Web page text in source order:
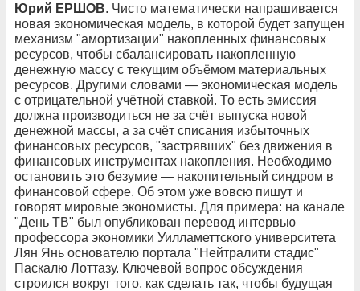
Юрий ЕРШОВ. Чисто математически напрашивается
новая экономическая модель, в которой будет запущен
механизм "амортизации" накопленных финансовых
ресурсов, чтобы сбалансировать накопленную
денежную массу с текущим объёмом материальных
ресурсов. Другими словами — экономическая модель
с отрицательной учётной ставкой. То есть эмиссия
должна производиться не за счёт выпуска новой
денежной массы, а за счёт списания избыточных
финансовых ресурсов, "застрявших" без движения в
финансовых инструментах накопления. Необходимо
остановить это безумие — накопительный синдром в
финансовой сфере. Об этом уже вовсю пишут и
говорят мировые экономисты. Для примера: на канале
"День ТВ" был опубликован перевод интервью
профессора экономики Уилламеттского университета
Лян Янь основателю портала "Нейтралити стадис"
Паскалю Лоттазу. Ключевой вопрос обсуждения
строился вокруг того, как сделать так, чтобы будущая